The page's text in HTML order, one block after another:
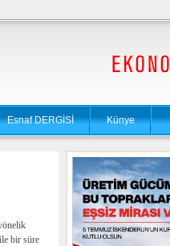
Esnaf DERGİSİ Künye
bir süre